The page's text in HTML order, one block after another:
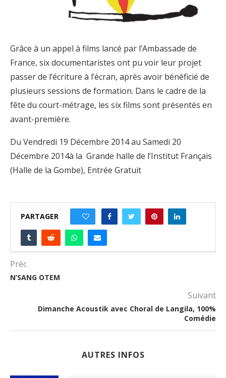
Grâce à un appel à films lancé par l’Ambassade de
France, six documentaristes ont pu voir leur projet
passer de l’écriture à l’écran, après avoir bénéficié de
plusieurs sessions de formation. Dans le cadre de la
fête du court-métrage, les six films sont présentés en
avant-première.
Du Vendredi 19 Décembre 2014 au Samedi 20
Décembre 2014à la Grande halle de l’Institut Français
(Halle de la Gombe), Entrée Gratuit
PARTAGER
Préc
N’SANG OTEM
Suivant
Dimanche Acoustik avec Choral de Langila, 100%
Comédie
AUTRES INFOS